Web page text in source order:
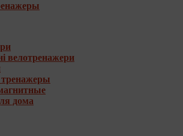
велотренажери
дома